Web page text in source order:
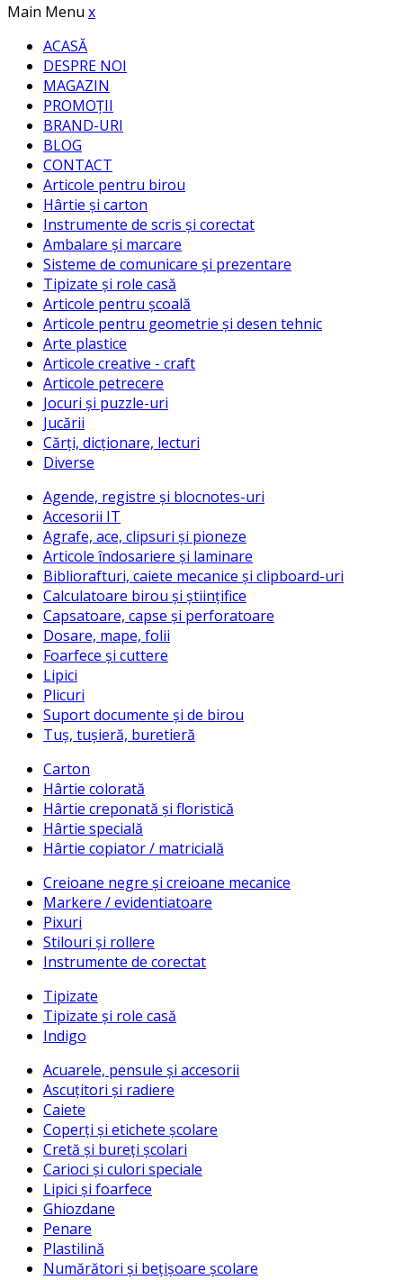
Main Menu x
ACASĂ
DESPRE NOI
MAGAZIN
PROMOȚII
BRAND-URI
BLOG
CONTACT
Articole pentru birou
Hârtie și carton
Instrumente de scris și corectat
Ambalare și marcare
Sisteme de comunicare și prezentare
Tipizate și role casă
Articole pentru școală
Articole pentru geometrie și desen tehnic
Arte plastice
Articole creative - craft
Articole petrecere
Jocuri și puzzle-uri
Jucării
Cărți, dicționare, lecturi
Diverse
Agende, registre și blocnotes-uri
Accesorii IT
Agrafe, ace, clipsuri și pioneze
Articole îndosariere și laminare
Bibliorafturi, caiete mecanice și clipboard-uri
Calculatoare birou și științifice
Capsatoare, capse și perforatoare
Dosare, mape, folii
Foarfece și cuttere
Lipici
Plicuri
Suport documente și de birou
Tuș, tușieră, buretieră
Carton
Hârtie colorată
Hârtie creponată și floristică
Hârtie specială
Hârtie copiator / matricială
Creioane negre și creioane mecanice
Markere / evidentiatoare
Pixuri
Stilouri și rollere
Instrumente de corectat
Tipizate
Tipizate și role casă
Indigo
Acuarele, pensule și accesorii
Ascuțitori și radiere
Caiete
Coperți și etichete școlare
Cretă și bureți școlari
Carioci și culori speciale
Lipici și foarfece
Ghiozdane
Penare
Plastilină
Numărători și bețișoare școlare